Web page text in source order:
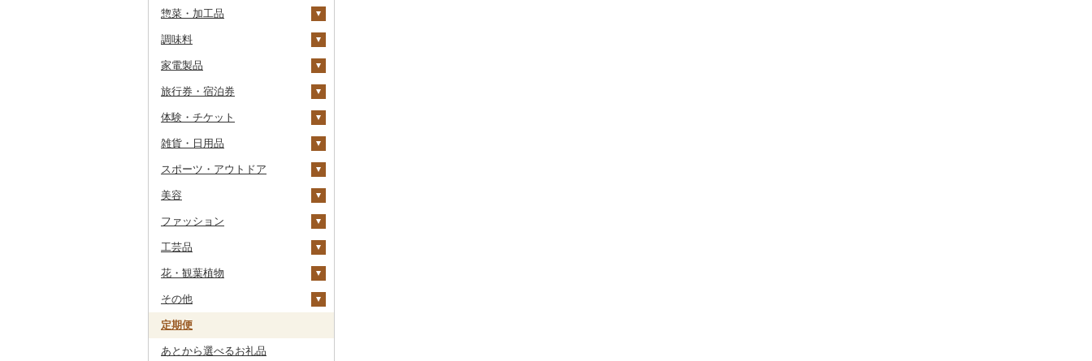
仙台牛
米沢牛
山形牛
常陸牛
上州牛
飛騨牛
近江牛
但馬牛
佐賀牛
長崎和牛
あか牛
宮崎牛
水炊き
地鶏
赤鶏さつま
その他鶏肉
キャビア
その他魚卵
鮑（アワビ）
牡蠣（カキ）
あさり
しじみ
サザエ
はまぐり
その他貝
鮮魚
鮭・サーモン
マグロ
イワシ
カツオ
金目鯛
クエ
サバ
鯛
のどぐろ
ふぐ
ブリ
イカ・タコ
イカ
タコ
海苔・海藻
海苔
わかめ
ひじき
その他海苔・海藻
干物
ししゃも
その他干物
その他魚介・加工品
しらす・ちりめん
かまぼこ・練り製品
コシヒカリ
はえぬき
さがびより
あきたこまち
ひとめぼれ
ミルキークィーン
ななつぼし
その他ぶどう・マスカ
梨
和梨
洋梨・ラフランス
マンゴー
みかん・柑橘
みかん
レモン
不知火・デコポン
せとか
まどんな
その他柑橘
すいか
キウイ
柿（カキ）
ドライフルーツ
干し芋
その他果物
びわ
パイナップル
栗
その他果物
根菜
人参
大根
自然薯
レンコン
にんにく・生姜
その他根菜
アスパラガス
豆
きのこ
しいたけ
松茸
その他きのこ
その他野菜
山菜
かぼちゃ
レタス
バター
その他乳製品
地ビール・クラフトビ
純米吟醸
大吟醸
吟醸
その他日本酒
芋焼酎
麦焼酎
米焼酎
黒糖焼酎
その他焼酎
梅酒
泡盛
ワイン
白ワイン
赤ワイン
シャンパン・スパーク
ウイスキー
リキュール・洋酒
甘酒
ノンアルコール
その他酒
飲料
コーヒー豆
粉
ドリップ
茶
飲料
茶葉・ティーバッグ
静岡茶
足柄茶
知覧茶
八女茶
果汁飲料
りんごジュース
みかんジュース（オレ
紅茶
飲料
茶葉・ティーバッグ
その他飲料・ジュース
野菜ジュース
炭酸飲料
豆乳
クッキー
焼き菓子
プリン
ゼリー
チョコレート
カステラ
アイス・ジェラート
その他洋菓子
煎餅・おかき
羊羹
饅頭
大福
その他和菓子
ラーメン
うどん
そば
パスタ
ひやむぎ
そうめん
その他麺
惣菜・加工品
惣菜
餃子
シュウマイ
コロッケ
その他惣菜
カレー・シチュー
カレー
シチュー
鍋
肉
魚
その他鍋
ピザ
レトルト
スープ
豆腐・納豆
豆腐
漬物
キムチ
その他漬物
缶詰・瓶詰
肉
魚
果物
ジャム
乾物
燻製（スモーク）
おせち
その他加工品
調味料
砂糖
塩
醤油
味噌
酢
だし
食用油
オリーブオイル
ごま油
その他食用油
はちみつ
ドレッシング
その他調味料
みりん
ケチャップ
家電製品
季節・空調家電
キッチン家電
照明器具
パソコン・周辺機器
TV・オーディオ・カメラ
美容・健康家電
カー用品
時計
その他家電
旅行券・宿泊券
旅行券
JTBふるさと旅行クー
その他旅行券
宿泊券
体験・チケット
PayPay商品券
食事券
温泉・サウナ・スパ利用
ダイビング
スキーチケット・リフト
券
雑貨・日用品
家具・インテリア
机・テーブル
その他家具・インテリ
寝具
布団
毛布
タオルケット
その他寝具
タオル
その他タオル
文房具・印鑑
ボールペン
ノート・ファイル
印鑑
その他文房具
食器
グラス・カップ
タンブラー
箸
キッチン用品
包丁
フライパン
日用品
洗剤
楽器・器材
スポーツ・アウトドア
ゴルフ
ゴルフボール
ゴルフウェア
その他ゴルフ
釣り
サイクリング
アウトドア・キャンプ
その他スポーツ
ウェア・ユニフォーム
その他スポーツ
美容
スキンケア
洗顔
その他スキンケア
シャンプー・リンス
石鹸・ボディーソープ
入浴剤
アロマ
プロテイン
ファッション
鞄・バッグ
トートバッグ・ショル
キャリーバッグ・スー
ツケース
その他鞄・バッグ
洋服
女性・レディース
男性・メンズ
子供・ベビー
和服
靴・履物
靴・シューズ
アクセサリー
工芸品
織物
本場奄美大島紬
その他織物
陶器・漆器
信楽焼
唐津焼
その他装飾品・工芸品
数珠
花・観葉植物
観葉植物・苗木
花
胡蝶蘭
盆栽・その他
その他
地域サービス
その他
定期便
あとから選べるお礼品